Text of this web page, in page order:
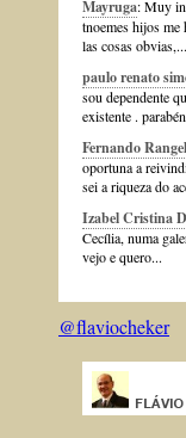
Mayruga: Muy
tnoemes hijos me
las cosas obvias,...
paulo renato
sou dependente
existente .
Fernando
oportuna a
sei a riqueza do
Izabel Cristina
Cecília, numa
vejo e quero...
@flaviocheker